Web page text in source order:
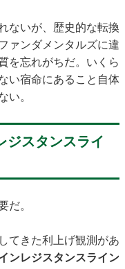
ないが、歴史的な転換
ァンダメンタルズに違
を忘れがちだ。いくら
い宿命にあること自体
い。
ジスタンスライ
だ。
てきた利上げ観測があ
ンレジスタンスライン